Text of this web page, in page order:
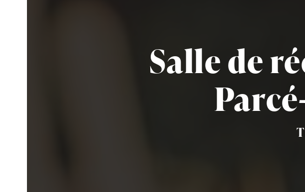
Salle de